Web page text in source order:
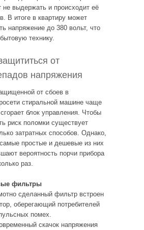
не выдержать и происходит её
В итоге в квартиру может
напряжение до 380 вольт, что
технику.
от
напряжения
от сбоев в
стиральной машине чаще
сгорает блок управления. Чтобы
риск поломки существует
затратных способов. Однако,
простые и дешевые из них
вероятность порчи прибора
раз.
фильтры
сделанный фильтр встроен
оберегающий потребителей
помех.
скачок напряжения